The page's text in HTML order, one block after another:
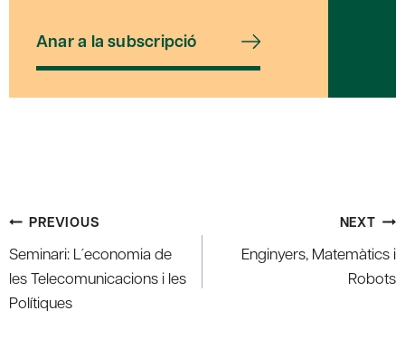
Anar a la subscripció
Post
navigation
PREVIOUS
Seminari: L´economia de
les Telecomunicacions i les
Polítiques
NEXT
Enginyers, Matemàtics i
Robots